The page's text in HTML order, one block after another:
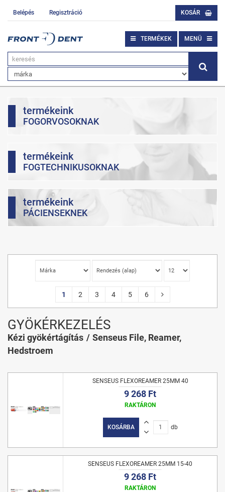
Belépés Regisztráció KOSÁR
TERMÉKEK MENÜ
termékeink
FOGORVOSOKNAK
termékeink
FOGTECHNIKUSOKNAK
termékeink
PÁCIENSEKNEK
1 2 3 4 5 6
GYÖKÉRKEZELÉS
Kézi gyökértágítás
Senseus File, Reamer,
Hedstroem
SENSEUS FLEXOREAMER 25MM 40
9 268 Ft
RAKTÁRON
KOSÁRBA db
SENSEUS FLEXOREAMER 25MM 15-40
9 268 Ft
RAKTÁRON